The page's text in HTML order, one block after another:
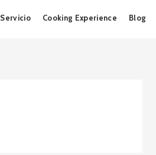
to
Servicio Cooking Experience Blog